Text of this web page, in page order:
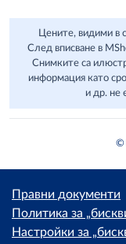
Цените, видими в
След вписване в
Снимките са
информация като
и др. не
©
Правни документи
Политика за
Настройки за